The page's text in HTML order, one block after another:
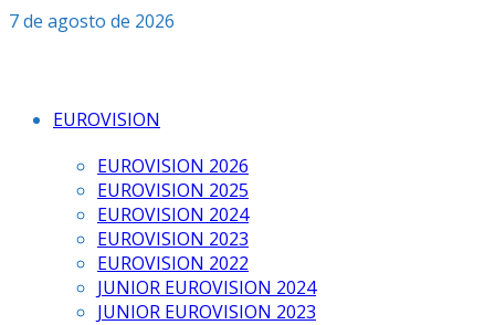
Saltar
7 de agosto de 2026
EUROVISION
EUROVISION 2026
EUROVISION 2025
EUROVISION 2024
EUROVISION 2023
EUROVISION 2022
JUNIOR EUROVISION 2024
JUNIOR EUROVISION 2023